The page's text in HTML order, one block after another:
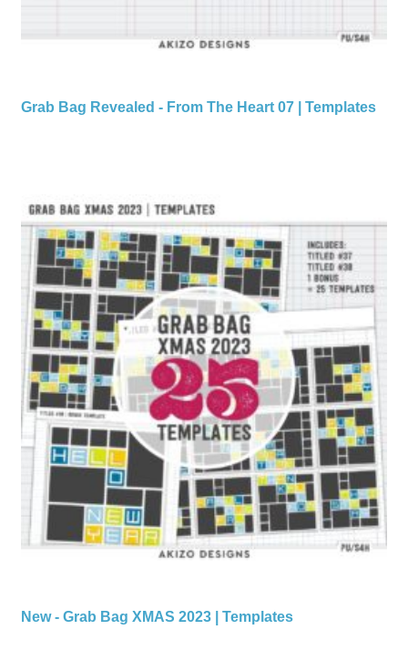
Grab Bag Revealed - From The Heart 07 | Templates
New - Grab Bag XMAS 2023 | Templates